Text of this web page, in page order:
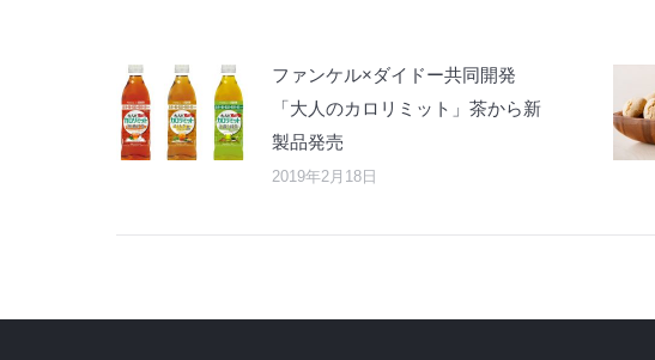
ファンケル×ダイドー共同開発
「大人のカロリミット」茶から新
製品発売
2019年2月18日